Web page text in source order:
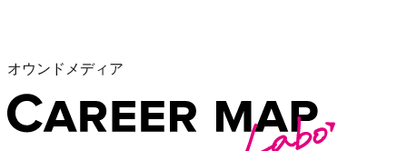
オウンドメディア